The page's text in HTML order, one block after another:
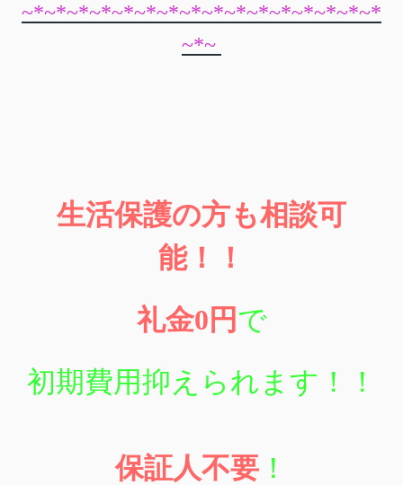
~*~*~*~*~*~*~*~*~*~*~*~*~*~*~*~*
~*~
生活保護の方も相談可
能！！
礼金0 円で
初期費用抑えられます！！
保証人不要 ！